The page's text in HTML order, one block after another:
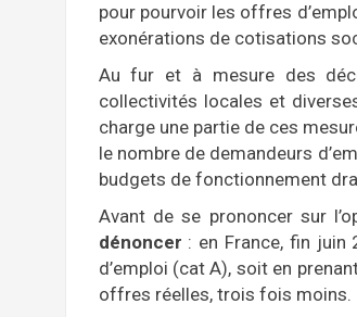
pour pourvoir les offres
exonérations de cotisations
Au fur et à mesure des
collectivités locales et
charge une partie de ces
le nombre de demandeurs
budgets de fonctionnement
Avant de se prononcer sur
dénoncer : en France, fin
d’emploi (cat A), soit en
offres réelles, trois fois moins.